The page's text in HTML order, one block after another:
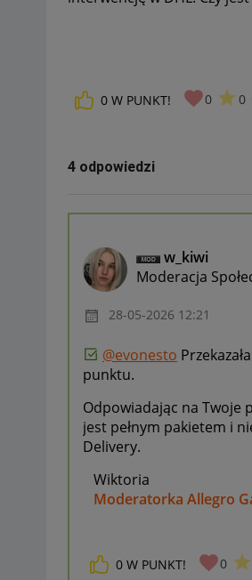
0 W PUNKT! 0 0
4 odpowiedzi
w_kiwi
Moderacja
‎28-05-2026 12:21
@evonesto
punktu.
Odpowiadając na Twoje
jest pełnym pakietem i
Delivery.
Wiktoria
Moderatorka Allegro
0 W PUNKT! 0